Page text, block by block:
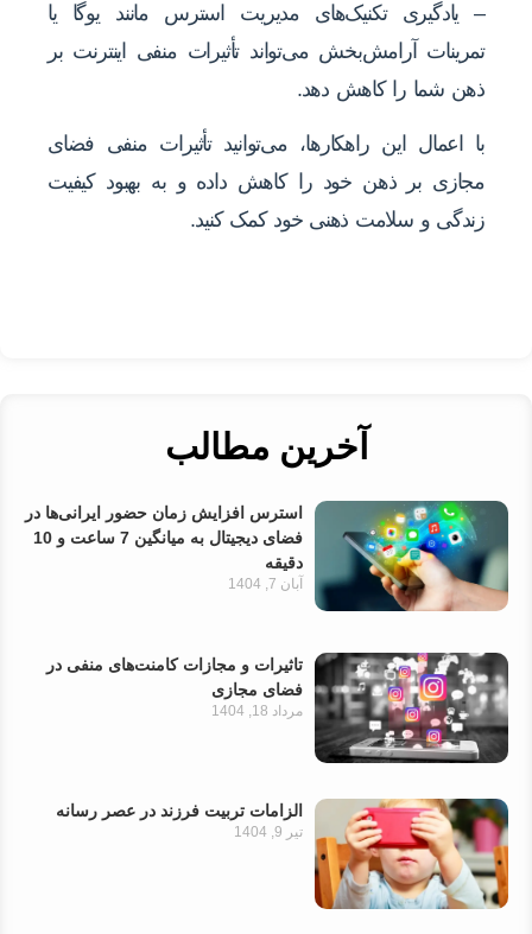
– یادگیری تکنیک‌های مدیریت استرس مانند یوگا یا
تمرینات آرامش‌بخش می‌تواند تأثیرات منفی اینترنت بر
ذهن شما را کاهش دهد.
با اعمال این راهکارها، می‌توانید تأثیرات منفی فضای
مجازی بر ذهن خود را کاهش داده و به بهبود کیفیت
زندگی و سلامت ذهنی خود کمک کنید.
آخرین مطالب
استرس افزایش زمان حضور ایرانی‌ها در
فضای دیجیتال به میانگین 7 ساعت و 10
دقیقه
آبان 7, 1404
تاثیرات و مجازات کامنت‌های منفی در
فضای مجازی
مرداد 18, 1404
الزامات تربیت فرزند در عصر رسانه
تیر 9, 1404